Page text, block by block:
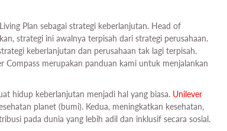
Plan sebagai strategi keberlanjutan. Head of
strategi ini awalnya terpisah dari strategi perusahaan.
keberlanjutan dan perusahaan tak lagi terpisah.
Compass merupakan panduan kami untuk menjalankan
hidup keberlanjutan menjadi hal yang biasa. Unilever
planet (bumi). Kedua, meningkatkan kesehatan,
pada dunia yang lebih adil dan inklusif secara sosial.